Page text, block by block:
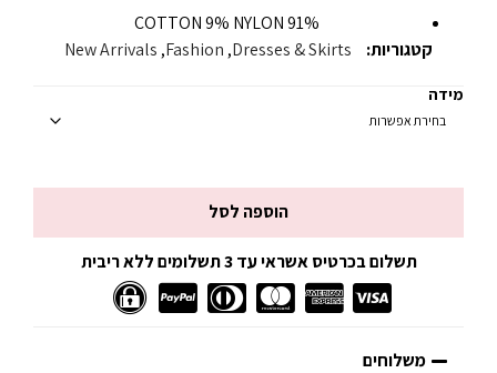
91% COTTON 9% NYLON
קטגוריות:
Dresses & Skirts
,
Fashion
,
New Arrivals
מידה
הוספה לסל
תשלום בכרטיס אשראי עד 3 תשלומים ללא ריבית
משלוחים